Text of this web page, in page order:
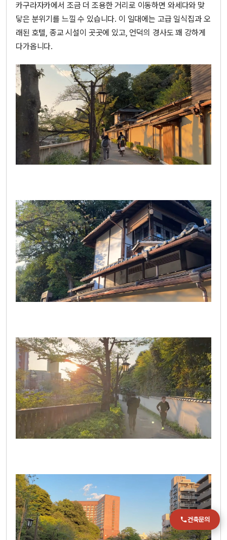
카구라자카에서 조금 더 조용한 거리로 이동하면 와세다와 맞
닿은 분위기를 느낄 수 있습니다. 이 일대에는 고급 일식집과 오
래된 호텔, 종교 시설이 곳곳에 있고, 언덕의 경사도 꽤 강하게
다가옵니다.
건축문의
전화
051-711-2397
이메일
jmc@chiho.co.kr
주소
부산 강서구 명지국제2로 41
POSCO 샤인오피스 306호